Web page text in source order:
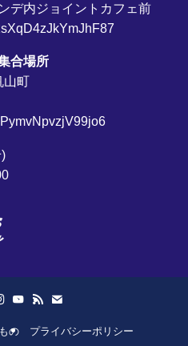
デ内ジョイントカフェ前
合場所
山町
の プライバシーポリシー